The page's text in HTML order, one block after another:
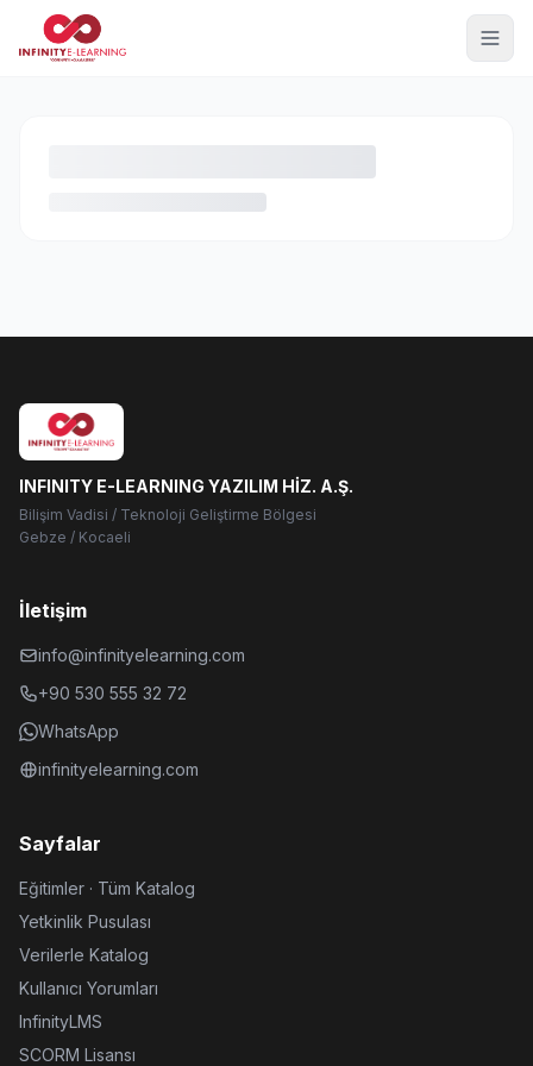
INFINITY E-LEARNING YAZILIM HİZ. A.Ş.
Bilişim Vadisi / Teknoloji Geliştirme Bölgesi
Gebze / Kocaeli
İletişim
info@infinityelearning.com
+90 530 555 32 72
WhatsApp
infinityelearning.com
Sayfalar
Eğitimler · Tüm Katalog
Yetkinlik Pusulası
Verilerle Katalog
Kullanıcı Yorumları
InfinityLMS
SCORM Lisansı